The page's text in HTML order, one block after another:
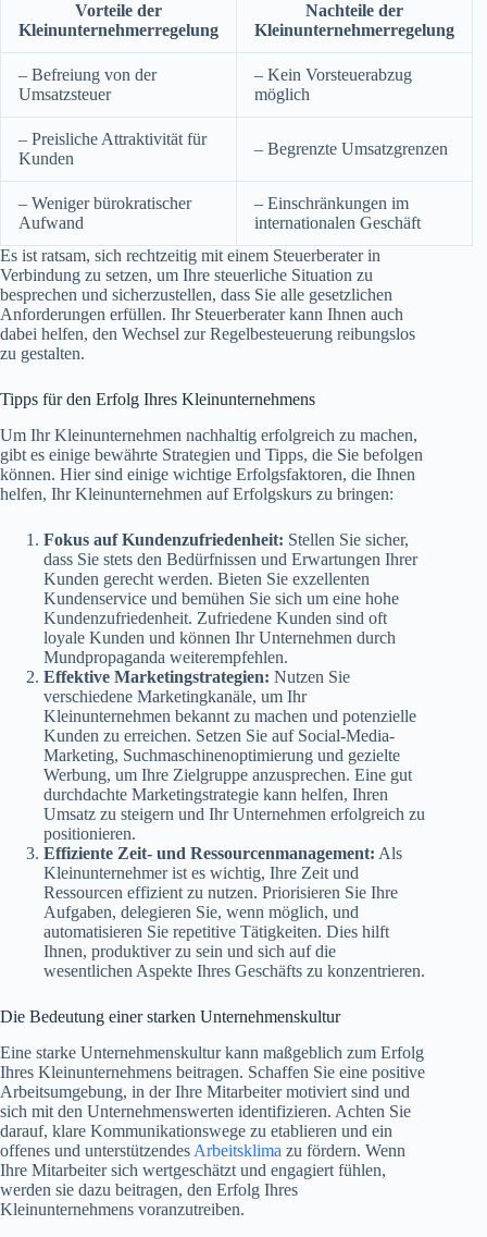
Vorteile der
Kleinunternehmerregelung
Nachteile der
Kleinunternehmerregelung
– Befreiung von der
Umsatzsteuer
– Kein Vorsteuerabzug
möglich
– Preisliche Attraktivität für
Kunden
– Begrenzte Umsatzgrenzen
– Weniger bürokratischer
Aufwand
– Einschränkungen im
internationalen Geschäft
Es ist ratsam, sich rechtzeitig mit einem Steuerberater in
Verbindung zu setzen, um Ihre steuerliche Situation zu
besprechen und sicherzustellen, dass Sie alle gesetzlichen
Anforderungen erfüllen. Ihr Steuerberater kann Ihnen auch
dabei helfen, den Wechsel zur Regelbesteuerung reibungslos
zu gestalten.
Tipps für den Erfolg Ihres Kleinunternehmens
Um Ihr Kleinunternehmen nachhaltig erfolgreich zu machen,
gibt es einige bewährte Strategien und Tipps, die Sie befolgen
können. Hier sind einige wichtige Erfolgsfaktoren, die Ihnen
helfen, Ihr Kleinunternehmen auf Erfolgskurs zu bringen:
Fokus auf Kundenzufriedenheit: Stellen Sie sicher,
dass Sie stets den Bedürfnissen und Erwartungen Ihrer
Kunden gerecht werden. Bieten Sie exzellenten
Kundenservice und bemühen Sie sich um eine hohe
Kundenzufriedenheit. Zufriedene Kunden sind oft
loyale Kunden und können Ihr Unternehmen durch
Mundpropaganda weiterempfehlen.
Effektive Marketingstrategien: Nutzen Sie
verschiedene Marketingkanäle, um Ihr
Kleinunternehmen bekannt zu machen und potenzielle
Kunden zu erreichen. Setzen Sie auf Social-Media-
Marketing, Suchmaschinenoptimierung und gezielte
Werbung, um Ihre Zielgruppe anzusprechen. Eine gut
durchdachte Marketingstrategie kann helfen, Ihren
Umsatz zu steigern und Ihr Unternehmen erfolgreich zu
positionieren.
Effiziente Zeit- und Ressourcenmanagement: Als
Kleinunternehmer ist es wichtig, Ihre Zeit und
Ressourcen effizient zu nutzen. Priorisieren Sie Ihre
Aufgaben, delegieren Sie, wenn möglich, und
automatisieren Sie repetitive Tätigkeiten. Dies hilft
Ihnen, produktiver zu sein und sich auf die
wesentlichen Aspekte Ihres Geschäfts zu konzentrieren.
Die Bedeutung einer starken Unternehmenskultur
Eine starke Unternehmenskultur kann maßgeblich zum Erfolg
Ihres Kleinunternehmens beitragen. Schaffen Sie eine positive
Arbeitsumgebung, in der Ihre Mitarbeiter motiviert sind und
sich mit den Unternehmenswerten identifizieren. Achten Sie
darauf, klare Kommunikationswege zu etablieren und ein
offenes und unterstützendes Arbeitsklima zu fördern. Wenn
Ihre Mitarbeiter sich wertgeschätzt und engagiert fühlen,
werden sie dazu beitragen, den Erfolg Ihres
Kleinunternehmens voranzutreiben.